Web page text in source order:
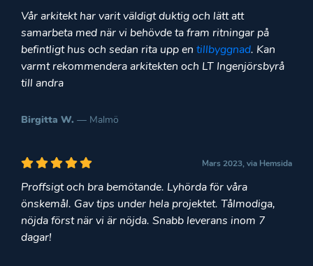
Vår arkitekt har varit väldigt duktig och lätt att
samarbeta med när vi behövde ta fram ritningar på
befintligt hus och sedan rita upp en tillbyggnad. Kan
varmt rekommendera arkitekten och LT Ingenjörsbyrå
till andra
Birgitta W. — Malmö
Mars 2023, via Hemsida
Proffsigt och bra bemötande. Lyhörda för våra
önskemål. Gav tips under hela projektet. Tålmodiga,
nöjda först när vi är nöjda. Snabb leverans inom 7
dagar!